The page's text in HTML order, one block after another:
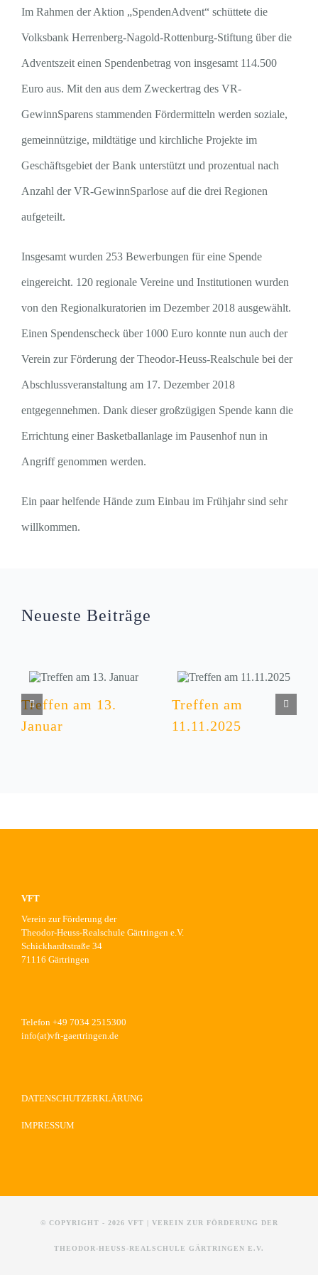
Im Rahmen der Aktion „SpendenAdvent“ schüttete die
Volksbank Herrenberg-Nagold-Rottenburg-Stiftung über die
Adventszeit einen Spendenbetrag von insgesamt 114.500
Euro aus. Mit den aus dem Zweckertrag des VR-
GewinnSparens stammenden Fördermitteln werden soziale,
gemeinnützige, mildtätige und kirchliche Projekte im
Geschäftsgebiet der Bank unterstützt und prozentual nach
Anzahl der VR-GewinnSparlose auf die drei Regionen
aufgeteilt.
Insgesamt wurden 253 Bewerbungen für eine Spende
eingereicht. 120 regionale Vereine und Institutionen wurden
von den Regionalkuratorien im Dezember 2018 ausgewählt.
Einen Spendenscheck über 1000 Euro konnte nun auch der
Verein zur Förderung der Theodor-Heuss-Realschule bei der
Abschlussveranstaltung am 17. Dezember 2018
entgegennehmen. Dank dieser großzügigen Spende kann die
Errichtung einer Basketballanlage im Pausenhof nun in
Angriff genommen werden.
Ein paar helfende Hände zum Einbau im Frühjahr sind sehr
willkommen.
Neueste Beiträge
Treffen am 13.
Januar
Treffen am
11.11.2025
VFT
Verein zur Förderung der
Theodor-Heuss-Realschule Gärtringen e.V.
Schickhardtstraße 34
71116 Gärtringen
Telefon +49 7034 2515300
info(at)vft-gaertringen.de
DATENSCHUTZERKLÄRUNG
IMPRESSUM
© COPYRIGHT - 2026 VFT | VEREIN ZUR FÖRDERUNG DER
THEODOR-HEUSS-REALSCHULE GÄRTRINGEN E.V.